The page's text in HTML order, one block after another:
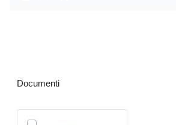
Documenti